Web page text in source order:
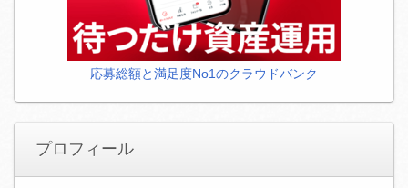
応募総額と満足度No1のクラウドバンク
プロフィール